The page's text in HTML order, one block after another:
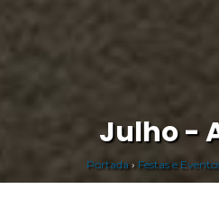
Julho -
Portada› Festas e